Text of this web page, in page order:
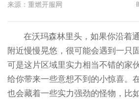
来源：重燃开服网
在沃玛森林里头，如果你沿着
附近慢慢晃悠，很可能会遇到一只
可是这片区域里实力相当不错的家
给你带来一些意想不到的小惊喜。
也会藏着一些实力强劲的怪物，比